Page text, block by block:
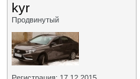
kyr
Продвинутый